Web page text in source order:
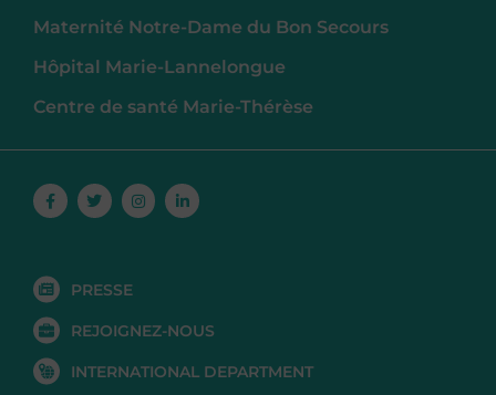
Maternité Notre-Dame du Bon Secours
Hôpital Marie-Lannelongue
Centre de santé Marie-Thérèse
Facebook-
f
TwitterInstagramLinkedin-
in
PRESSE
REJOIGNEZ-NOUS
INTERNATIONAL DEPARTMENT